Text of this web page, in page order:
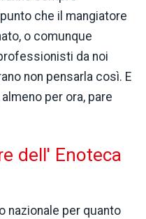
che il mangiatore
o comunque
da noi
non pensarla così. E
per ora, pare
dell' Enoteca
nazionale per quanto